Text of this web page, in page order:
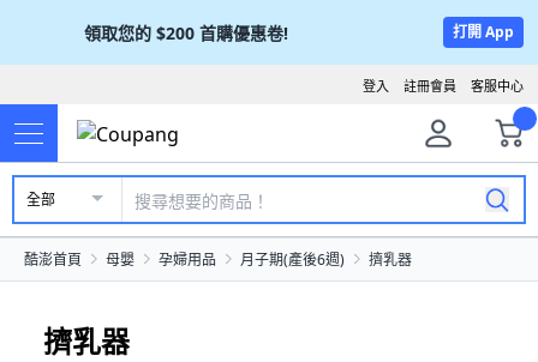
領取您的 $200 首購優惠卷! 打開 App
客服中心
註冊會員
登入
全部
酷澎首頁 母嬰 孕婦用品 月子期(產後6週) 擠乳器
擠乳器